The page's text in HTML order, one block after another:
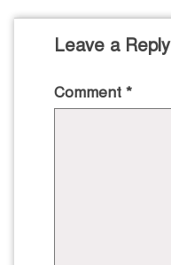
Leave a Reply
Comment *